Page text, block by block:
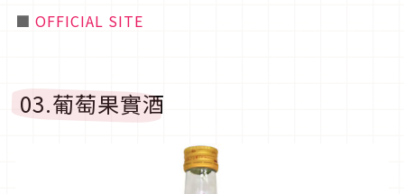
■ OFFICIAL SITE
03.葡萄果實酒